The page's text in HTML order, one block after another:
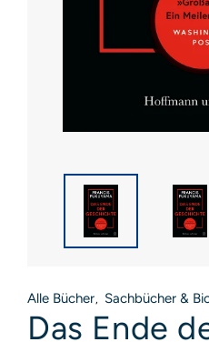
Alle Bücher, Sachbücher &
Das Ende